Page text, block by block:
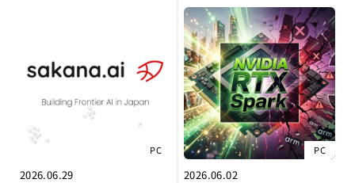
PC
2026.06.29
PC
2026.06.02